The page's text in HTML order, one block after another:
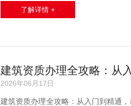
了解详情 +
建筑资质办理全攻略：从
2026年06月17日
建筑资质办理全攻略：从入门到精通